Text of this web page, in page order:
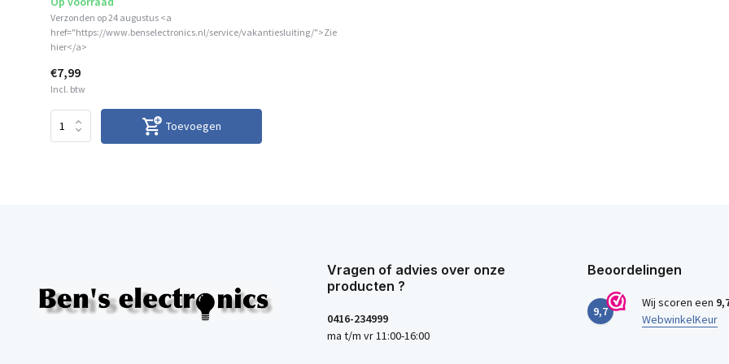
Verzonden op 24 augustus <a
href="https://www.benselectronics.nl/service/vakantiesluiting/">Zie
hier</a>
€7,99
Incl. btw
Toevoegen
Vragen of advies over onze
producten ?
0416-234999
ma t/m vr 11:00-16:00
Beoordelingen
9,7
Wij scoren een
WebwinkelKeur